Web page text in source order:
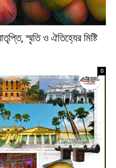
স্মৃতি ও ঐতিহ্যের মিষ্টি
0